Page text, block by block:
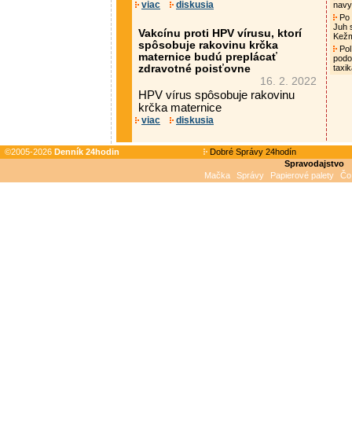
viac diskusia
Vakcínu proti HPV vírusu, ktorí
spôsobuje rakovinu krčka
maternice budú preplácať
zdravotné poisťovne
16. 2. 2022
HPV vírus spôsobuje rakovinu
krčka maternice
viac diskusia
Po
Juh
©2005-2026 Denník 24hodin
Dobré Správy 24hodín
Spravodajstvo
Mačka
Správy Papierové palety